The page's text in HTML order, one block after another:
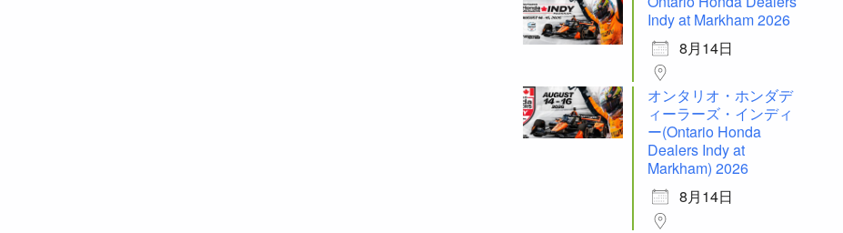
Indy at Markham 2026
8月14日
オンタリオ・ホンダデ
ィーラーズ・インディ
ー(Ontario Honda
Dealers Indy at
Markham) 2026
8月14日